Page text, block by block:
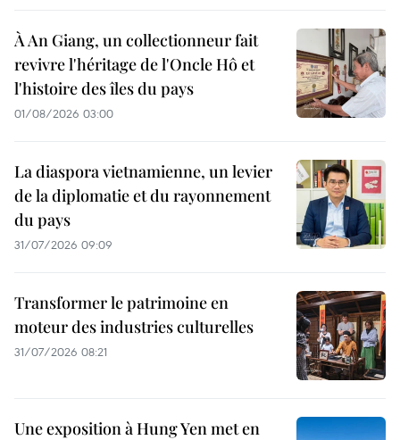
À An Giang, un collectionneur fait
revivre l'héritage de l'Oncle Hô et
l'histoire des îles du pays
01/08/2026 03:00
La diaspora vietnamienne, un levier
de la diplomatie et du rayonnement
du pays
31/07/2026 09:09
Transformer le patrimoine en
moteur des industries culturelles
31/07/2026 08:21
Une exposition à Hung Yen met en